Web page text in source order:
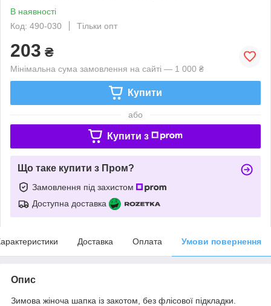
В наявності
Код: 490-030
Тільки опт
203 ₴
Мінімальна сума замовлення на сайті — 1 000 ₴
Купити
або
Купити з
Що таке купити з Пром?
Замовлення під захистом
Доступна доставка
Доставка Оплата Умови повернення
Опис
Зимова жіноча шапка із закотом, без флісової підкладки.